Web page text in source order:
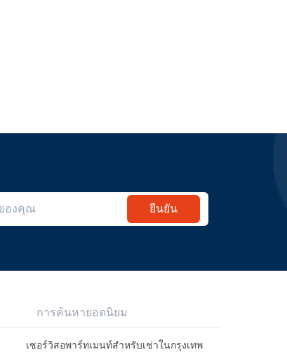
ยืนยัน
การค้นหายอดนิยม
เซอร์วิสอพาร์ทเมนท์สำหรับเช่าในกรุงเทพ